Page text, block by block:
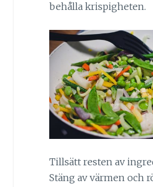
behålla krispigheten.
Tillsätt resten av
Stäng av värmen och